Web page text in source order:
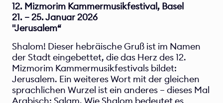
12. Mizmorim Kammermusikfestival, Basel
21. – 25. Januar 2026
"Jerusalem“
Shalom! Dieser hebräische Gruß ist im Namen
der Stadt eingebettet, die das Herz des 12.
Mizmorim Kammermusikfestivals bildet:
Jerusalem. Ein weiteres Wort mit der gleichen
sprachlichen Wurzel ist ein anderes – dieses Mal